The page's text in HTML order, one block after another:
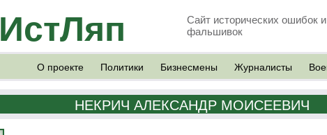
ИстЛяп
Сайт исторических ошибок и
фальшивок
О проекте Политики Бизнесмены Журналисты
НЕКРИЧ АЛЕКСАНДР МОИСЕЕВИЧ